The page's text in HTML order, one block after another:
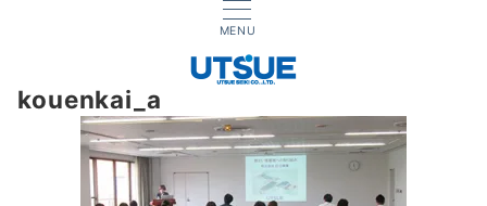
MENU
kouenkai_a